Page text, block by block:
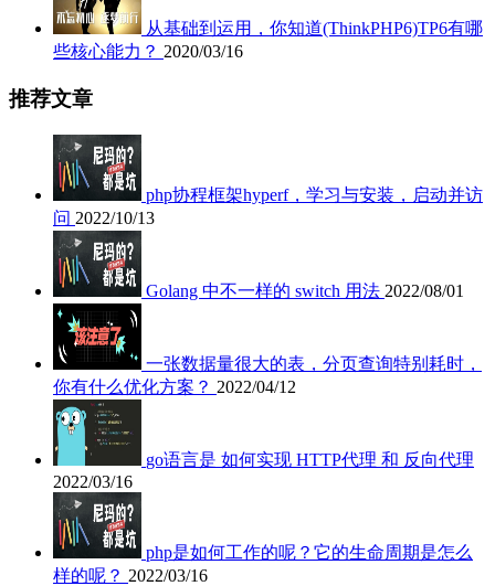
从基础到运用，你知道(ThinkPHP6)TP6有哪
些核心能力？ 2020/03/16
推荐文章
php协程框架hyperf，学习与安装，启动并访
问 2022/10/13
Golang 中不一样的 switch 用法 2022/08/01
一张数据量很大的表，分页查询特别耗时，
你有什么优化方案？ 2022/04/12
go语言是 如何实现 HTTP代理 和 反向代理
2022/03/16
php是如何工作的呢？它的生命周期是怎么
样的呢？ 2022/03/16